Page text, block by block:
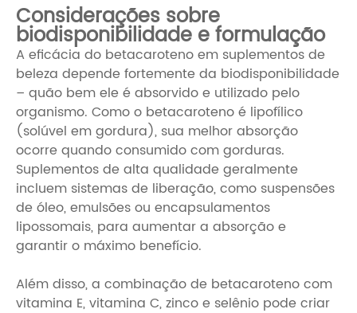
Considerações sobre
biodisponibilidade e formulação
A eficácia do betacaroteno em suplementos de
beleza depende fortemente da biodisponibilidade
– quão bem ele é absorvido e utilizado pelo
organismo. Como o betacaroteno é lipofílico
(solúvel em gordura), sua melhor absorção
ocorre quando consumido com gorduras.
Suplementos de alta qualidade geralmente
incluem sistemas de liberação, como suspensões
de óleo, emulsões ou encapsulamentos
lipossomais, para aumentar a absorção e
garantir o máximo benefício.
Além disso, a combinação de betacaroteno com
vitamina E, vitamina C, zinco e selênio pode criar